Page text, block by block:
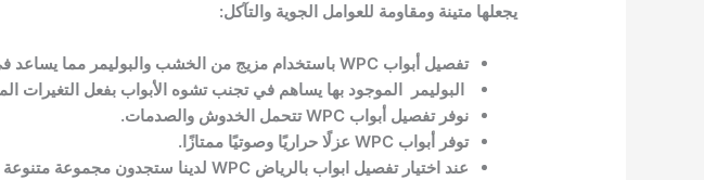
يجعلها متينة ومقاومة للعوامل الجوية والتآكل:
تفصيل أبواب WPC باستخدام مزيج من الخشب والبوليمر مما يساعد في تعزيز قوتها وثباتها.
البوليمر الموجود بها يساهم في تجنب تشوه الأبواب بفعل التغيرات
نوفر تفصيل أبواب WPC تتحمل الخدوش والصدمات.
توفر أبواب WPC عزلًا حراريًا وصوتيًا ممتازًا.
عند اختيار تفصيل ابواب بالرياض WPC لدينا ستجدون مجموعة متنوعة من الألوان والتشطيبات مما يسمح باختيار التصميم الذي يتناسب مع الديكور.